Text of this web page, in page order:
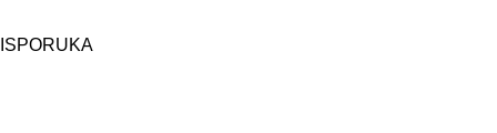
ISPORUKA